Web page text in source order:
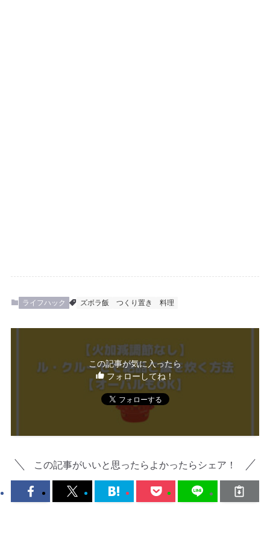
ライフハック ズボラ飯 つくり置き 料理
この記事が気に入ったら
フォローしてね！
この記事がいいと思ったらよかったらシェア！